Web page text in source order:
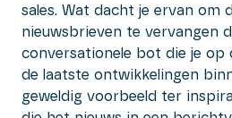
sales. Wat dacht je ervan om
nieuwsbrieven te vervangen
conversationele bot die je op
de laatste ontwikkelingen
geweldig voorbeeld ter